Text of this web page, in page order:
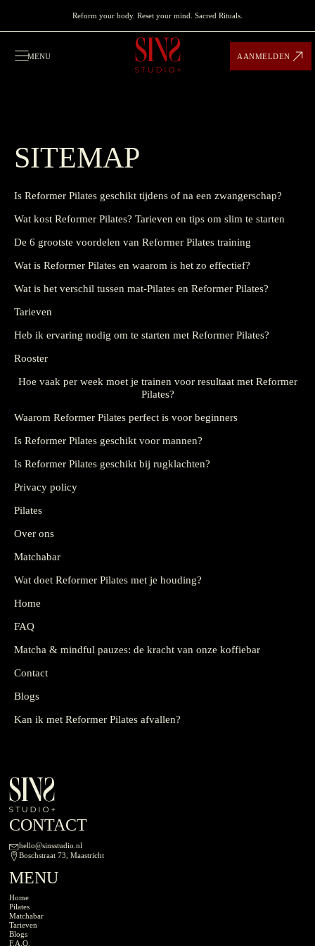
Reform your body. Reset your mind. Sacred Rituals.
MENU AANMELDEN
SITEMAP
Is Reformer Pilates geschikt tijdens of na een zwangerschap?
Wat kost Reformer Pilates? Tarieven en tips om slim te starten
De 6 grootste voordelen van Reformer Pilates training
Wat is Reformer Pilates en waarom is het zo effectief?
Wat is het verschil tussen mat-Pilates en Reformer Pilates?
Tarieven
Heb ik ervaring nodig om te starten met Reformer Pilates?
Rooster
Hoe vaak per week moet je trainen voor resultaat met Reformer
Pilates?
Waarom Reformer Pilates perfect is voor beginners
Is Reformer Pilates geschikt voor mannen?
Is Reformer Pilates geschikt bij rugklachten?
Privacy policy
Pilates
Over ons
Matchabar
Wat doet Reformer Pilates met je houding?
Home
FAQ
Matcha & mindful pauzes: de kracht van onze koffiebar
Contact
Blogs
Kan ik met Reformer Pilates afvallen?
CONTACT
hello@sinsstudio.nl
Boschstraat 73, Maastricht
MENU
Home
Pilates
Matchabar
Tarieven
Blogs
F.A.Q.